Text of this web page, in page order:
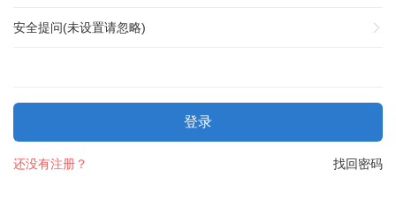
安全提问(未设置请忽略)
登录
找回密码
还没有注册？